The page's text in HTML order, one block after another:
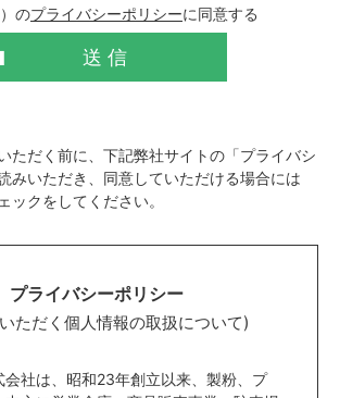
のプライバシーポリシーに同意する
ただく前に、下記弊社サイトの「プライバシ
みいただき、 同意していただける場合には
ックをしてください。
プライバシーポリシー
ただく個人情報の取扱について)
会社は、昭和23年創立以来、製粉、プ